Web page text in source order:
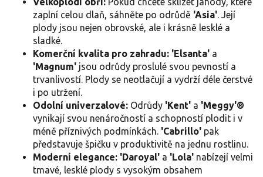
zaplní celou dlaň, sáhněte po odrůdě 'Asia'. Její
plody jsou nejen obrovské, ale i krásně lesklé a
sladké.
Komerční kvalita pro zahradu: 'Elsanta' a
'Magnum' jsou odrůdy proslulé svou pevností a
trvanlivostí. Plody se neotlačují a vydrží déle čerstvé
i po utržení.
Odolní univerzalové: Odrůdy 'Kent' a 'Meggy'®
vynikají svou nenáročností a schopností plodit i v
méně příznivých podmínkách. 'Cabrillo' pak
představuje špičku v produktivitě na jednu rostlinu.
Moderní elegance: 'Daroyal' a 'Lola' nabízejí velmi
tmavé, lesklé plody s vysokým obsahem